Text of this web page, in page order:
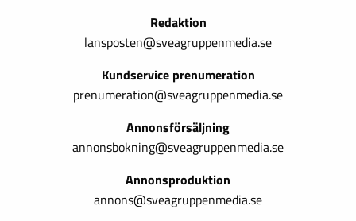
Redaktion
lansposten@sveagruppenmedia.se
Kundservice prenumeration
prenumeration@sveagruppenmedia.se
Annonsförsäljning
annonsbokning@sveagruppenmedia.se
Annonsproduktion
annons@sveagruppenmedia.se